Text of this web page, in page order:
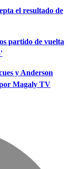
el resultado de
partido de vuelta
y Anderson
Magaly TV